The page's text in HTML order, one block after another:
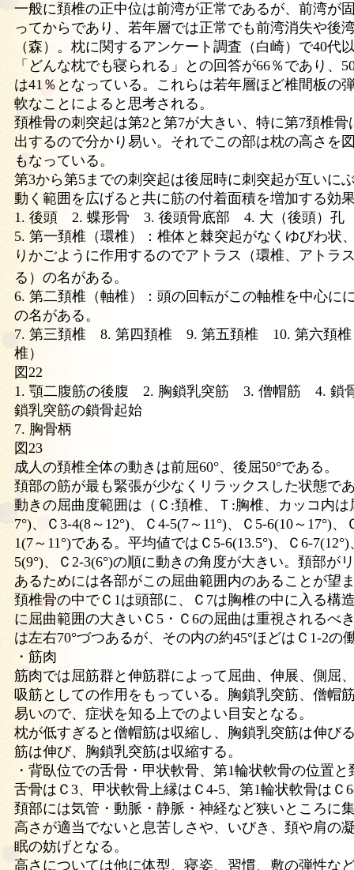
一般に頚椎の正中位は前湾が正常であるが、前湾が
ってからであり、若年層では正常でも前湾消失や後
（森）。枕に関するアンケート調査（白崎）で40代
「どんな枕でも寝られる」との回答が66％であり、
は41％となっている。これらは若年層ほど椎間板の
軟なことによると思考される。
頚椎骨の刺突起は第2と第7が大きい、特に第7頚椎
出するので分かり易い。それでこの部は枕の高さを
もなっている。
第3から第5までの刺突起は後屈時に刺突起が互いに
動く範囲を広げると共に筋の付着面積を増加する効
1. 後頭 2. 蝶形骨 3. 後頭骨底部 4. 大（後頭）孔
5. 第一頚椎（環椎）：椎体と棘突起がなくゆびわ状
りかごように作用するのでアトラス（環椎、アトラ
る）の名がある。
6. 第二頚椎（軸椎）：頭の回転がこの軸椎を中心に
の名がある。
7. 第三頚椎 8. 第四頚椎 9. 第五頚椎 10. 第六頚
椎）
図22
1. 顎二腹筋の後腹 2. 胸鎖乳突筋 3. 僧帽筋 4.
鎖乳突筋の鎖骨起始
7. 胸骨柄
図23
成人の頚椎全体の動きは前屈60°、後屈50°である。
頚部の筋が最も緊張が少なくリラックスした状態で
動きの屈曲度範囲は（Ｃ:頚椎、Ｔ:胸椎、カッコ内は
7°)、Ｃ3-4(8～12°)、Ｃ4-5(7～11°)、Ｃ5-6(10～17°)、
1(7～11°)である。平均値ではＣ5-6(13.5°)、Ｃ6-
5(9°)、Ｃ2-3(6°)の順に動きの角度が大きい。頚部が
あるためには各部がこの屈曲範囲内のあることが望
頚椎骨の中でＣ1は頭部に、Ｃ7は胸椎の中に入る構
に屈曲範囲の大きいＣ5・Ｃ6の屈曲は重視されるべ
は左右70°づつあるが、その内の約45°ほどはＣ1-2の
・筋肉
筋肉では屈筋群と伸筋群によって屈曲、伸展、側屈
吸筋としての作用をもっている。胸鎖乳突筋、僧帽
易いので、症状を知る上でのよい目安となる。
枕が低すぎると僧帽筋は収縮し、胸鎖乳突筋は伸び
筋は伸び、胸鎖乳突筋は収縮する。
・背臥位での舌骨・甲状軟骨、第1輪状軟骨の位置と
舌骨はＣ3、甲状軟骨上縁はＣ4-5、第1輪状軟骨はＣ
頚部には気管・動脈・静脈・神経など狭いところに
高さが適当でないと息苦しさや、いびき、頚や肩の
眠の妨げとなる。
高さについては他に体型、寝姿、習慣、敷の弾性な